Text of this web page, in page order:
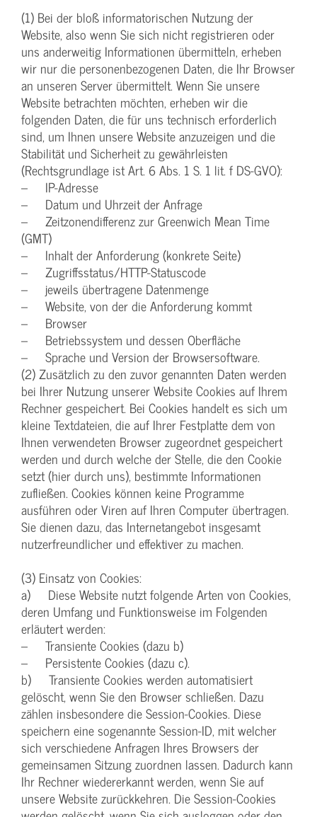
(1) Bei der bloß informatorischen Nutzung der
Website, also wenn Sie sich nicht registrieren oder
uns anderweitig Informationen übermitteln, erheben
wir nur die personenbezogenen Daten, die Ihr Browser
an unseren Server übermittelt. Wenn Sie unsere
Website betrachten möchten, erheben wir die
folgenden Daten, die für uns technisch erforderlich
sind, um Ihnen unsere Website anzuzeigen und die
Stabilität und Sicherheit zu gewährleisten
(Rechtsgrundlage ist Art. 6 Abs. 1 S. 1 lit. f DS-GVO):
– IP-Adresse
– Datum und Uhrzeit der Anfrage
– Zeitzonendifferenz zur Greenwich Mean Time
(GMT)
– Inhalt der Anforderung (konkrete Seite)
– Zugriffsstatus/HTTP-Statuscode
– jeweils übertragene Datenmenge
– Website, von der die Anforderung kommt
– Browser
– Betriebssystem und dessen Oberfläche
– Sprache und Version der Browsersoftware.
(2) Zusätzlich zu den zuvor genannten Daten werden
bei Ihrer Nutzung unserer Website Cookies auf Ihrem
Rechner gespeichert. Bei Cookies handelt es sich um
kleine Textdateien, die auf Ihrer Festplatte dem von
Ihnen verwendeten Browser zugeordnet gespeichert
werden und durch welche der Stelle, die den Cookie
setzt (hier durch uns), bestimmte Informationen
zufließen. Cookies können keine Programme
ausführen oder Viren auf Ihren Computer übertragen.
Sie dienen dazu, das Internetangebot insgesamt
nutzerfreundlicher und effektiver zu machen.
(3) Einsatz von Cookies:
a) Diese Website nutzt folgende Arten von Cookies,
deren Umfang und Funktionsweise im Folgenden
erläutert werden:
– Transiente Cookies (dazu b)
– Persistente Cookies (dazu c).
b) Transiente Cookies werden automatisiert
gelöscht, wenn Sie den Browser schließen. Dazu
zählen insbesondere die Session-Cookies. Diese
speichern eine sogenannte Session-ID, mit welcher
sich verschiedene Anfragen Ihres Browsers der
gemeinsamen Sitzung zuordnen lassen. Dadurch kann
Ihr Rechner wiedererkannt werden, wenn Sie auf
unsere Website zurückkehren. Die Session-Cookies